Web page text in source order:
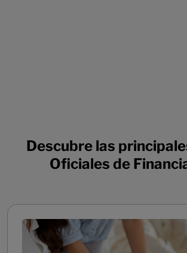
Descubre las
Oficiales de